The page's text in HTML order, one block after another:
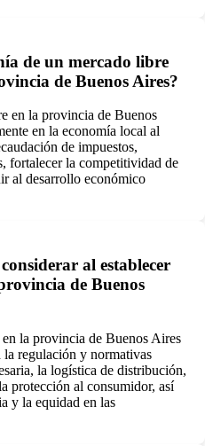
de un mercado libre
de Buenos Aires?
en la provincia de Buenos
en la economía local al
de impuestos,
fortalecer la competitividad de
al desarrollo económico
al establecer
de Buenos
la provincia de Buenos Aires
la regulación y normativas
la logística de distribución,
protección al consumidor, así
y la equidad en las